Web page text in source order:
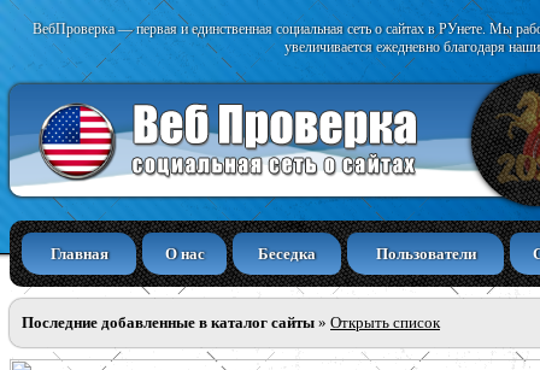
ВебПроверка — первая и единственная социальная сеть о сайтах в РУнете. Мы
увеличивается ежедневно благодаря
Главная О нас Беседка Пользователи
Последние добавленные в каталог сайты » Открыть список